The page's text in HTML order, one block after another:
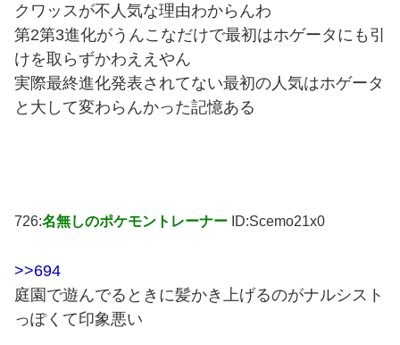
クワッスが不人気な理由わからんわ
第2第3進化がうんこなだけで最初はホゲータにも引
けを取らずかわええやん
実際最終進化発表されてない最初の人気はホゲータ
と大して変わらんかった記憶ある
726:名無しのポケモントレーナー ID:Scemo21x0
>>694
庭園で遊んでるときに髪かき上げるのがナルシスト
っぽくて印象悪い